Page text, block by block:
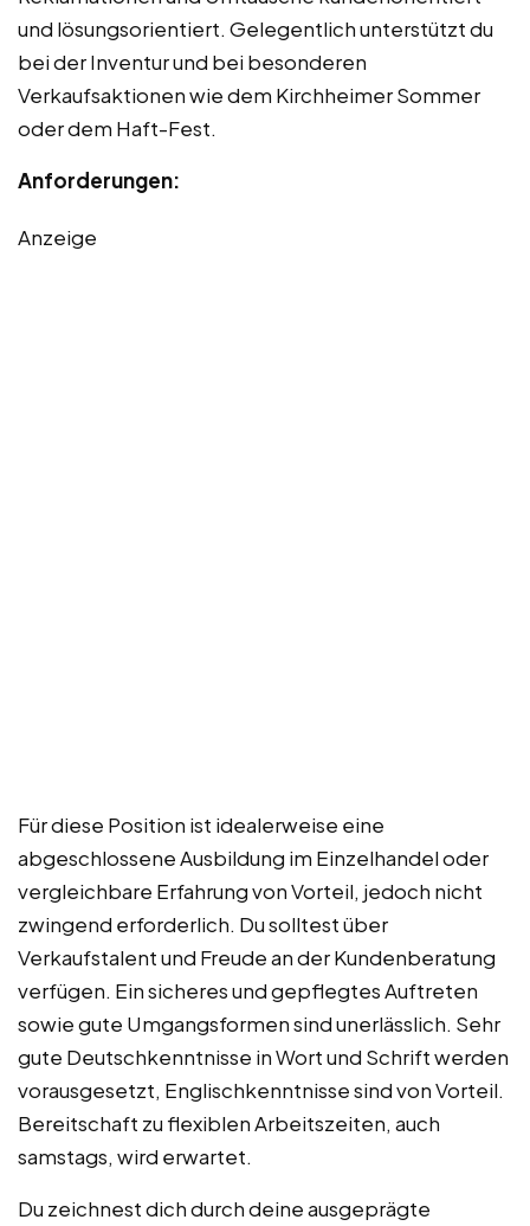
und lösungsorientiert. Gelegentlich unterstützt du
bei der Inventur und bei besonderen
Verkaufsaktionen wie dem Kirchheimer Sommer
oder dem Haft-Fest.
Anforderungen:
Anzeige
Für diese Position ist idealerweise eine
abgeschlossene Ausbildung im Einzelhandel oder
vergleichbare Erfahrung von Vorteil, jedoch nicht
zwingend erforderlich. Du solltest über
Verkaufstalent und Freude an der Kundenberatung
verfügen. Ein sicheres und gepflegtes Auftreten
sowie gute Umgangsformen sind unerlässlich. Sehr
gute Deutschkenntnisse in Wort und Schrift werden
vorausgesetzt, Englischkenntnisse sind von Vorteil.
Bereitschaft zu flexiblen Arbeitszeiten, auch
samstags, wird erwartet.
Du zeichnest dich durch deine ausgeprägte